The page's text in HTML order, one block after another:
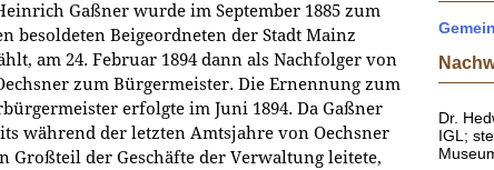
Gaßner wurde im September 1885 zum
besoldeten Beigeordneten der Stadt Mainz
am 24. Februar 1894 dann als Nachfolger von
zum Bürgermeister. Die Ernennung zum
erfolgte im Juni 1894. Da Gaßner
während der letzten Amtsjahre von Oechsner
Großteil der Geschäfte der Verwaltung leitete,
Dr.
IGL;